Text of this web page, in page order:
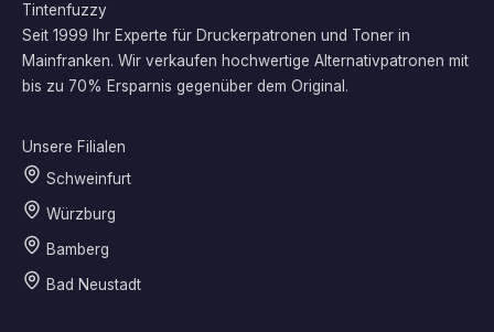
Tintenfuzzy
Seit 1999 Ihr Experte für Druckerpatronen und Toner in
Mainfranken. Wir verkaufen hochwertige Alternativpatronen mit
bis zu 70% Ersparnis gegenüber dem Original.
Unsere Filialen
Schweinfurt
Würzburg
Bamberg
Bad Neustadt